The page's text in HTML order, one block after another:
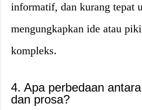
informatif, dan kurang tepat
mengungkapkan ide atau
kompleks.
4. Apa perbedaan
dan prosa?